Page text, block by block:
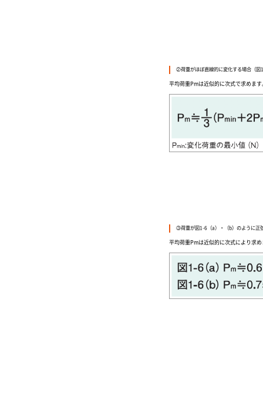
②荷重がほぼ直線的に変化する場合（図
平均荷重Pmは近似的に次式で求めます
③荷重が図1-6（a）・（b）のように正
平均荷重Pmは近似的に次式により求め